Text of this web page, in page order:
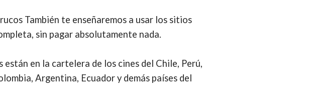
También te enseñaremos a usar los sitios
sin pagar absolutamente nada.
en la cartelera de los cines del Chile, Perú,
Argentina, Ecuador y demás países del